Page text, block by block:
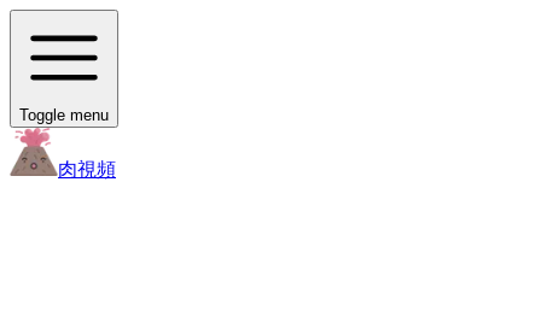
Toggle menu
肉視頻